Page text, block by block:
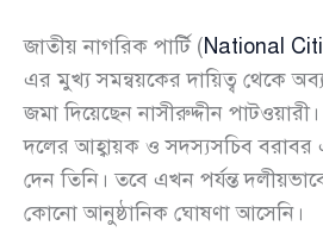
জাতীয় নাগরিক পার্টি (National
এর মুখ্য সমন্বয়কের দায়িত্ব থেকে
জমা দিয়েছেন নাসীরুদ্দীন
দলের আহ্বায়ক ও সদস্যসচিব বরাবর
দেন তিনি। তবে এখন পর্যন্ত
কোনো আনুষ্ঠানিক ঘোষণা আসেনি।